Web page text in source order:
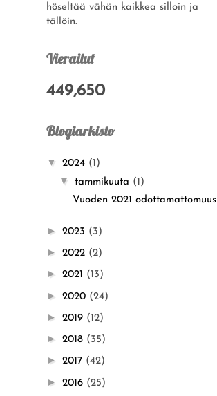
höseltää vähän kaikkea silloin ja
tällöin.
Vierailut
449,650
Blogiarkisto
▼ 2024 (1)
▼ tammikuuta (1)
Vuoden 2021 odottamattomuus
► 2023 (3)
► 2022 (2)
► 2021 (13)
► 2020 (24)
► 2019 (12)
► 2018 (35)
► 2017 (42)
► 2016 (25)